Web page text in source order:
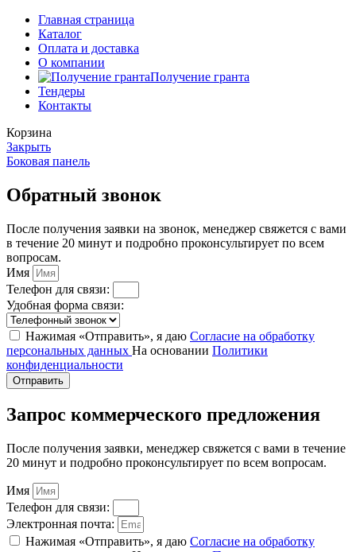
Главная страница
Каталог
Оплата и доставка
О компании
Получение гранта
Тендеры
Контакты
Корзина
Закрыть
Боковая панель
Обратный звонок
После получения заявки на звонок, менеджер свяжется с вами
в течение 20 минут и подробно проконсультирует по всем
вопросам.
Имя
Телефон для связи:
Удобная форма связи:
Нажимая «Отправить», я даю Согласие на обработку
персональных данных На основании Политики
конфиденциальности
Отправить
Запрос коммерческого предложения
После получения заявки, менеджер свяжется с вами в течение
20 минут и подробно проконсультирует по всем вопросам.
Имя
Телефон для связи:
Электронная почта:
Нажимая «Отправить», я даю Согласие на обработку